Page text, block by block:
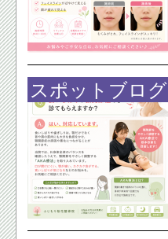
スポットブログ